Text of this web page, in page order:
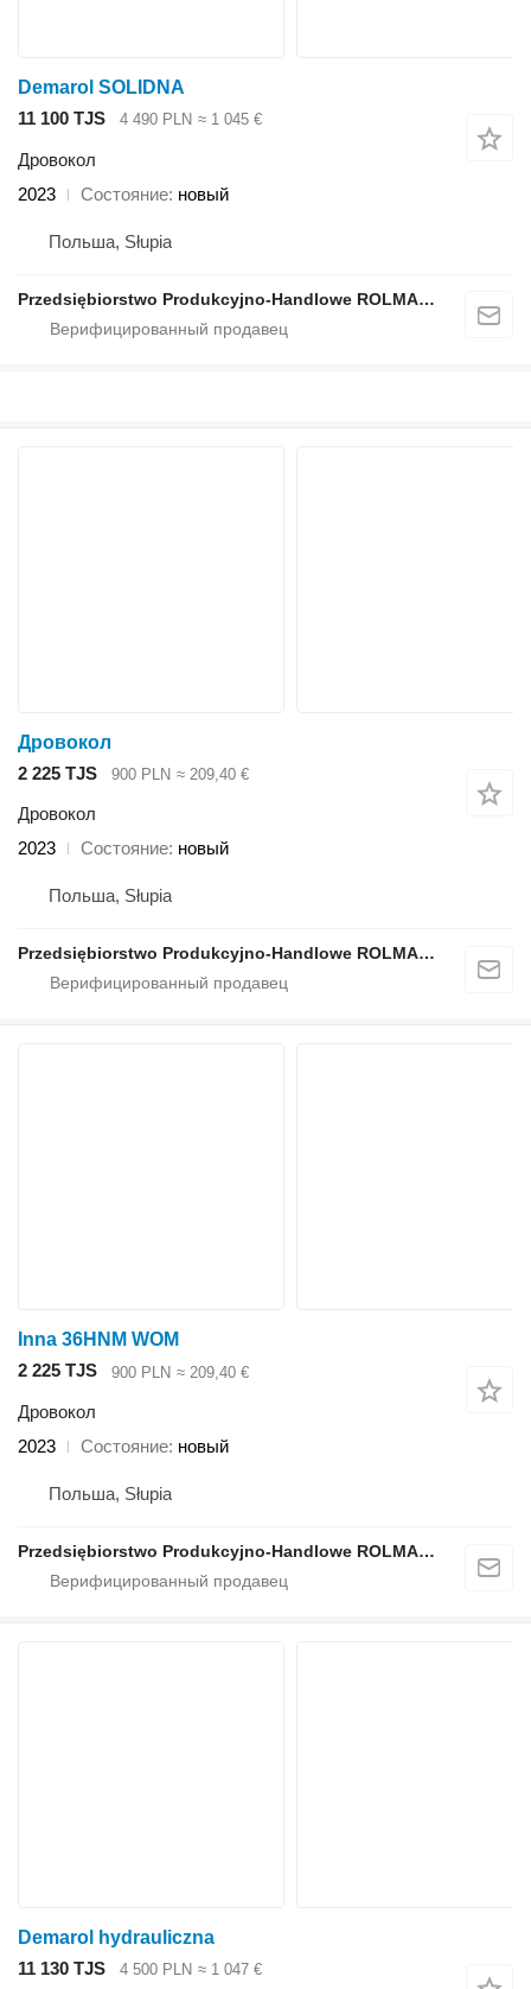
Demarol SOLIDNA
11 100 TJS
4 490 PLN ≈ 1 045 €
Дровокол
2023
Состояние новый
Польша, Słupia
Przedsiębiorstwo Produkcyjno-Handlowe ROLMAPOL Marcin Dziekan
Дровокол
2 225 TJS
900 PLN ≈ 209,40 €
Дровокол
2023
Состояние новый
Польша, Słupia
Przedsiębiorstwo Produkcyjno-Handlowe ROLMAPOL Marcin Dziekan
Inna 36HNM WOM
2 225 TJS
900 PLN ≈ 209,40 €
Дровокол
2023
Состояние новый
Польша, Słupia
Przedsiębiorstwo Produkcyjno-Handlowe ROLMAPOL Marcin Dziekan
Demarol hydrauliczna
11 130 TJS
4 500 PLN ≈ 1 047 €